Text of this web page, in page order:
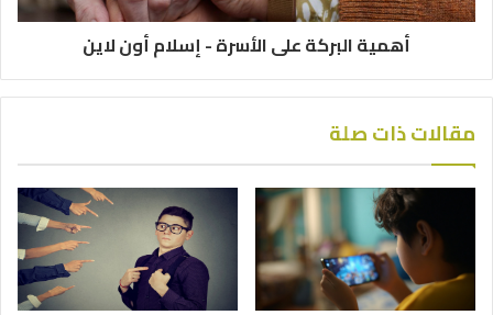
أهمية البركة على الأسرة - إسلام أون لاين
مقالات ذات صلة